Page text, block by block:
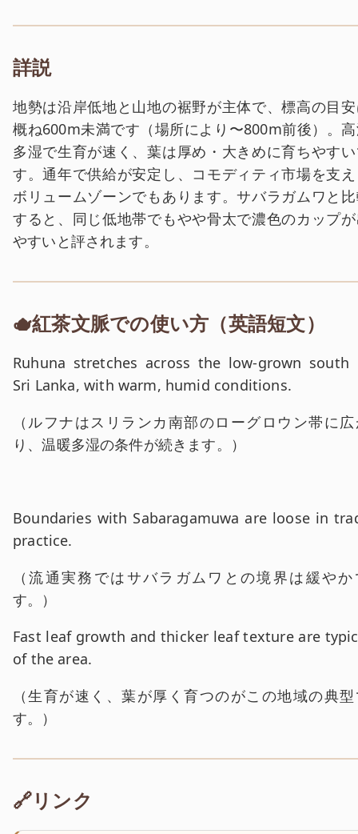
詳説
地勢は沿岸低地と山地の裾野が主体で、標高の目
概ね600m未満です（場所により〜800m前後）。
多湿で生育が速く、葉は厚め・大きめに育ちやす
す。通年で供給が安定し、コモディティ市場を支
ボリュームゾーンでもあります。サバラガムワと
すると、同じ低地帯でもやや骨太で濃色のカップ
やすいと評されます。
🫖紅茶文脈での使い方（英語短文）
英文:
Ruhuna stretches across the low-grown south
Sri Lanka, with warm, humid conditions.
和訳:
（ ルフナはスリランカ南部のローグロウン帯に
り、温暖多湿の条件が続きます。
）
英文:
Boundaries with Sabaragamuwa are loose in
practice.
和訳:
（流通実務ではサバラガムワとの境界は緩やか
す。
）
英文:
Fast leaf growth and thicker leaf texture are
of the area.
和訳:
（生育が速く、葉が厚く育つのがこの地域の典
す。
）
🔗リンク